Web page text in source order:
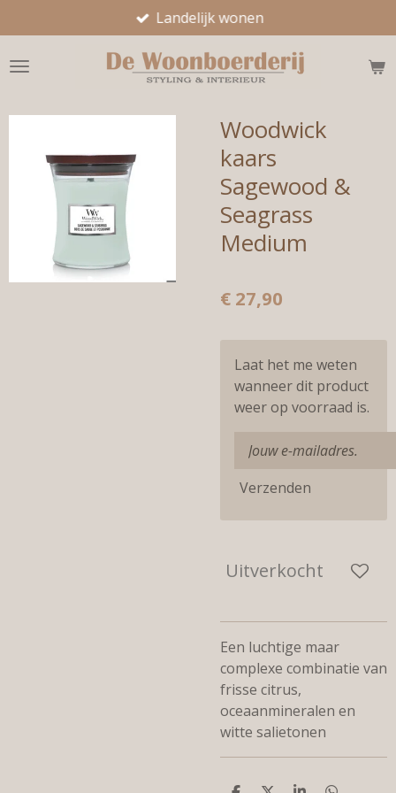
direct
naar
Landelijk wonen
Woodwick
kaars
Sagewood &
Seagrass
Medium
€ 27,90
Laat het me weten
wanneer dit product
weer op voorraad is.
Verzenden
Uitverkocht
Een luchtige maar
complexe combinatie van
frisse citrus,
oceaanmineralen en
witte salietonen